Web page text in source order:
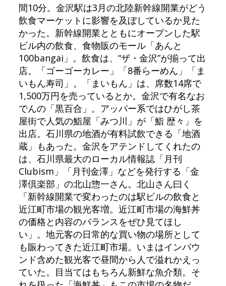
間10分。金沢駅は3月の北陸新幹線開業がどう
飲食マーケットに影響を及ぼしているか見た
かった。新幹線開業とともにオープンした駅
ビル内の飲食、食物販のモール「あんと
100bangai」。飲食は、“ザ・金沢”が揃って出
店。「ゴーゴーカレー」「8番らーめん」「ま
いもん寿司」。「まいもん」は、席数14席で
1,500万円を売っているとか。金沢で有名なお
でんの「黒百合」。アッパー系ではひがし茶
屋街で人気の鮨屋「みつ川」が「鮨 歴々」を
出店。石川県の地酒が有料試飲できる「地酒
蔵」もあった。金沢をアテンドしてくれたの
は、石川県最大のローカル情報誌「月刊
Clubism」「月刊金澤」などを発行する「金
澤倶楽部」の北山惣一さん。北山さん曰く
「新幹線開業で変わったのは駅ビルの飲食と
近江町市場の観光客増。近江町市場の海鮮丼
の価格と内容のバランスをぜひ見てほし
い」。地元客の日常的な買い物の場所として
も賑わってきた近江町市場。いまはインバウ
ンド含めた観光客で昼間から人で溢れかえっ
ていた。目当てはもちろん新鮮な魚介類。そ